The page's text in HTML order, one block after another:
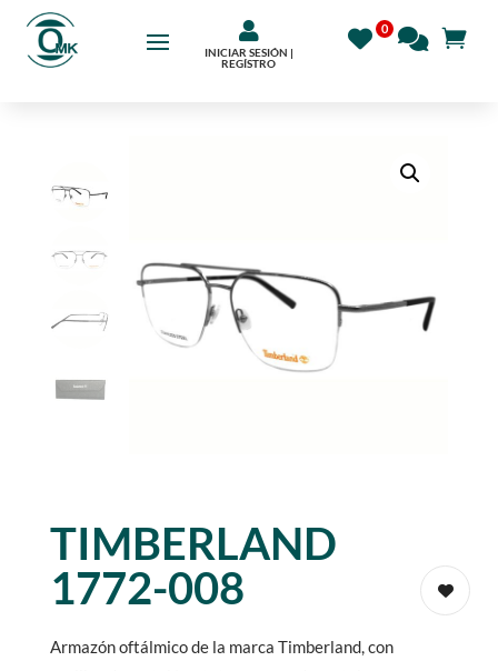

INICIAR SESIÓN |
REGÍSTRO
TIMBERLAND
1772-008
Armazón oftálmico de la marca Timberland, con